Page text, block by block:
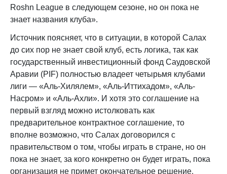
Roshn League в следующем сезоне, но он пока не
знает названия клуба».
Источник поясняет, что в ситуации, в которой Салах
до сих пор не знает свой клуб, есть логика, так как
государственный инвестиционный фонд Саудовской
Аравии (PIF) полностью владеет четырьмя клубами
лиги — «Аль-Хилялем», «Аль-Иттихадом», «Аль-
Насром» и «Аль-Ахли». И хотя это соглашение на
первый взгляд можно истолковать как
предварительное контрактное соглашение, то
вполне возможно, что Салах договорился с
правительством о том, чтобы играть в стране, но он
пока не знает, за кого конкретно он будет играть, пока
организация не примет окончательное решение.